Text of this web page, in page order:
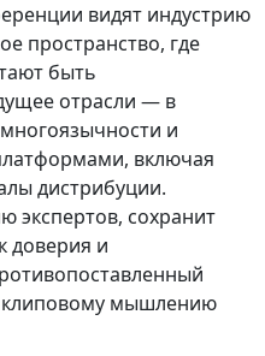
видят индустрию
пространство, где
быть
отрасли — в
и
включая
дистрибуции.
экспертов, сохранит
доверия и
мышлению